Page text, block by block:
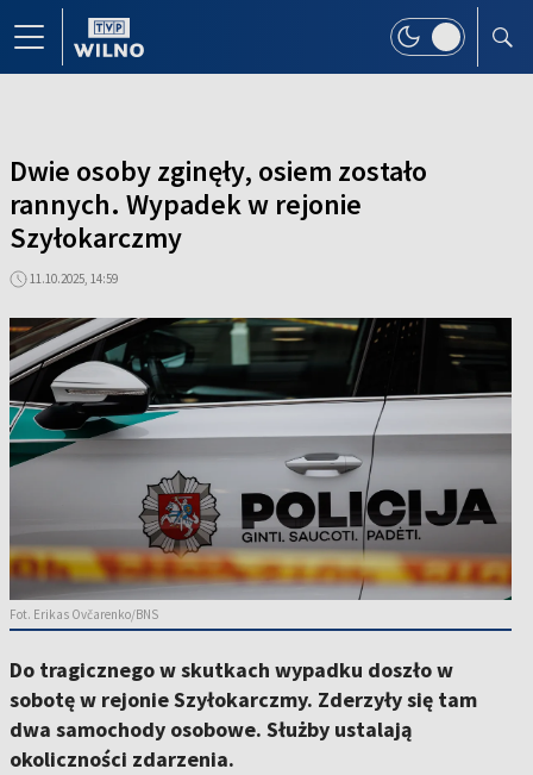
Dwie osoby zginęły, osiem zostało
rannych. Wypadek w rejonie
Szyłokarczmy
11.10.2025, 14:59
Fot. Erikas Ovčarenko/BNS
Do tragicznego w skutkach wypadku doszło w
sobotę w rejonie Szyłokarczmy. Zderzyły się tam
dwa samochody osobowe. Służby ustalają
okoliczności zdarzenia.